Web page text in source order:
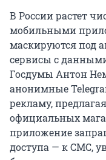
В России растет
мобильными
маскируются под
сервисы с
Госдумы Антон
анонимные
рекламу,
официальных
приложение
доступа — к СМС,